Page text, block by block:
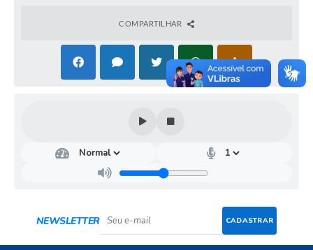
COMPARTILHAR
NEWSLETTER CADASTRAR